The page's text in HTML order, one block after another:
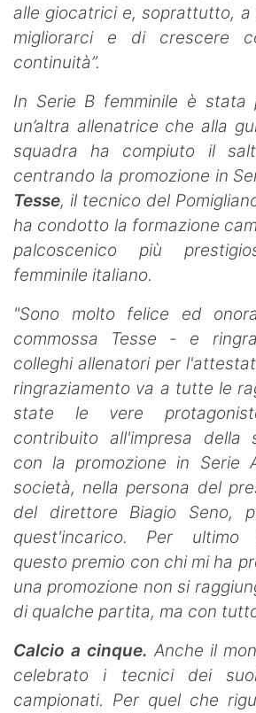
alle giocatrici e, soprattutto,
migliorarci e di crescere
continuità”.
In Serie B femminile è stata
un’altra allenatrice che alla
squadra ha compiuto il
centrando la promozione in
Tesse, il tecnico del
ha condotto la formazione
palcoscenico più
femminile italiano.
"Sono molto felice ed
commossa Tesse - e
colleghi allenatori per
ringraziamento va a tutte le
state le vere
contribuito all'impresa della
con la promozione in Serie
società, nella persona del
del direttore Biagio Seno,
quest'incarico. Per ultimo
questo premio con chi mi ha
una promozione non si
di qualche partita, ma con
Calcio a cinque. Anche il
celebrato i tecnici dei
campionati. Per quel che